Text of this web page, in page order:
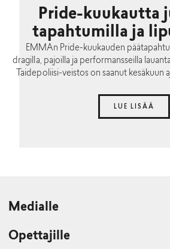
Pride-kuukautta
tapahtumilla ja
EMMAn Pride-kuukauden
dragilla, pajoilla ja performansseilla
Taidepoliisi-veistos on saanut kesäkuun
LUE LISÄÄ
Medialle
Opettajille